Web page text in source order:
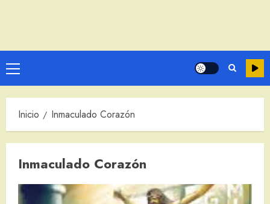
Menú
principal
Inicio Inmaculado Corazón
Inmaculado Corazón